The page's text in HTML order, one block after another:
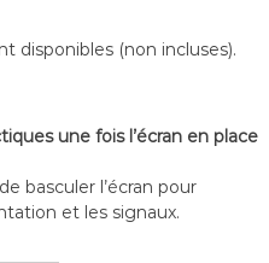
disponibles (non incluses).
une fois l’écran en place
basculer l’écran pour
et les signaux.